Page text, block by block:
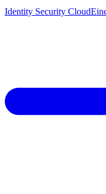
Identity Security Cloud